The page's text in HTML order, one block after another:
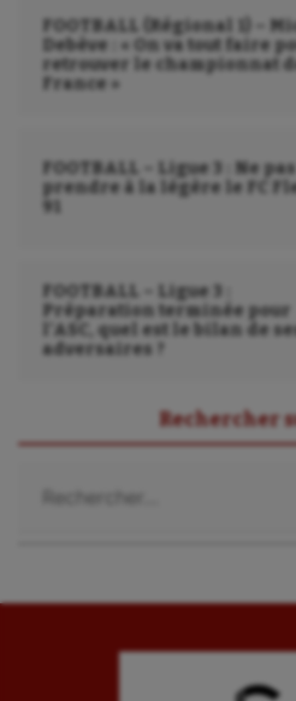
Sport adapté
Sport handicap
Sport-entreprise
Tir à l'arc
Triathlon
Ultimate frisbee
UNSS
Voile
Water-polo
FOOTBALL (Régional 1) –
Debève : « On va tout faire
retrouver le championnat
France »
FOOTBALL – Ligue 3 : Ne pas
prendre à la légère le FC
91
FOOTBALL – Ligue 3 :
Préparation terminée pour
l’ASC, quel est le bilan de
adversaires ?
Rechercher